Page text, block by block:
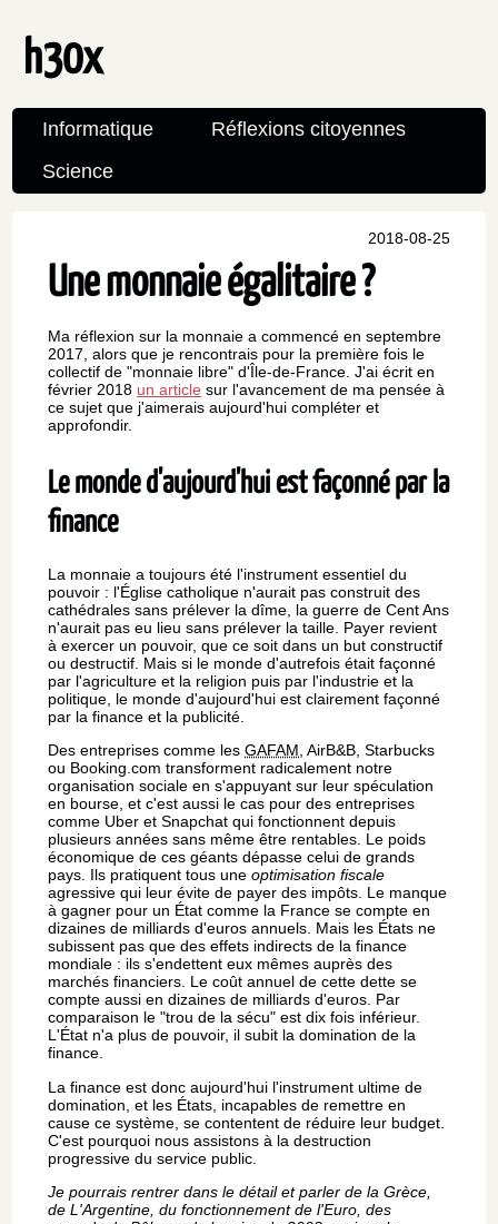
h30x
Informatique
Réflexions citoyennes
Science
2018-08-25
Une monnaie égalitaire ?
Ma réflexion sur la monnaie a commencé en septembre
2017, alors que je rencontrais pour la première fois le
collectif de "monnaie libre" d'Île-de-France. J'ai écrit en
février 2018 un article sur l'avancement de ma pensée à
ce sujet que j'aimerais aujourd'hui compléter et
approfondir.
Le monde d'aujourd'hui est façonné par la
finance
La monnaie a toujours été l'instrument essentiel du
pouvoir : l'Église catholique n'aurait pas construit des
cathédrales sans prélever la dîme, la guerre de Cent Ans
n'aurait pas eu lieu sans prélever la taille. Payer revient
à exercer un pouvoir, que ce soit dans un but constructif
ou destructif. Mais si le monde d'autrefois était façonné
par l'agriculture et la religion puis par l'industrie et la
politique, le monde d'aujourd'hui est clairement façonné
par la finance et la publicité.
Des entreprises comme lesGAFAM, AirB&B, Starbucks
ou Booking.com transforment radicalement notre
organisation sociale en s'appuyant sur leur spéculation
en bourse, et c'est aussi le cas pour des entreprises
comme Uber et Snapchat qui fonctionnent depuis
plusieurs années sans même être rentables. Le poids
économique de ces géants dépasse celui de grands
pays. Ils pratiquent tous uneoptimisation fiscale
agressive qui leur évite de payer des impôts. Le manque
à gagner pour un État comme la France se compte en
dizaines de milliards d'euros annuels. Mais les États ne
subissent pas que des effets indirects de la finance
mondiale : ils s'endettent eux mêmes auprès des
marchés financiers. Le coût annuel de cette dette se
compte aussi en dizaines de milliards d'euros. Par
comparaison le "trou de la sécu" est dix fois inférieur.
L'État n'a plus de pouvoir, il subit la domination de la
finance.
La finance est donc aujourd'hui l'instrument ultime de
domination, et les États, incapables de remettre en
cause ce système, se contentent de réduire leur budget.
C'est pourquoi nous assistons à la destruction
progressive du service public.
Je pourrais rentrer dans le détail et parler de la Grèce,
de L'Argentine, du fonctionnement de l'Euro, des